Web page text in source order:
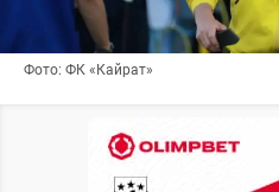
Фото: ФК «Кайрат»